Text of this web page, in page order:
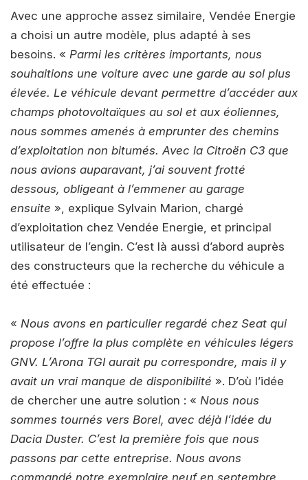
Avec une approche assez similaire, Vendée Energie
a choisi un autre modèle, plus adapté à ses
besoins. « Parmi les critères importants, nous
souhaitions une voiture avec une garde au sol plus
élevée. Le véhicule devant permettre d’accéder aux
champs photovoltaïques au sol et aux éoliennes,
nous sommes amenés à emprunter des chemins
d’exploitation non bitumés. Avec la Citroën C3 que
nous avions auparavant, j’ai souvent frotté
dessous, obligeant à l’emmener au garage
ensuite », explique Sylvain Marion, chargé
d’exploitation chez Vendée Energie, et principal
utilisateur de l’engin. C’est là aussi d’abord auprès
des constructeurs que la recherche du véhicule a
été effectuée :
« Nous avons en particulier regardé chez Seat qui
propose l’offre la plus complète en véhicules légers
GNV. L’Arona TGI aurait pu correspondre, mais il y
avait un vrai manque de disponibilité ». D’où l’idée
de chercher une autre solution : « Nous nous
sommes tournés vers Borel, avec déjà l’idée du
Dacia Duster. C’est la première fois que nous
passons par cette entreprise. Nous avons